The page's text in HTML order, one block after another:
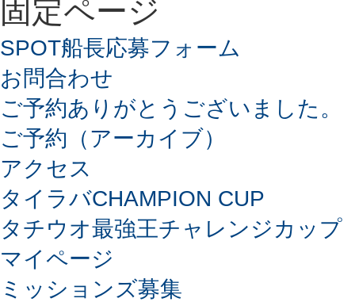
索:
固定ページ
SPOT船長応募フォーム
お問合わせ
ご予約ありがとうございました。
ご予約（アーカイブ）
アクセス
タイラバCHAMPION CUP
タチウオ最強王チャレンジカップ
マイページ
ミッションズ募集